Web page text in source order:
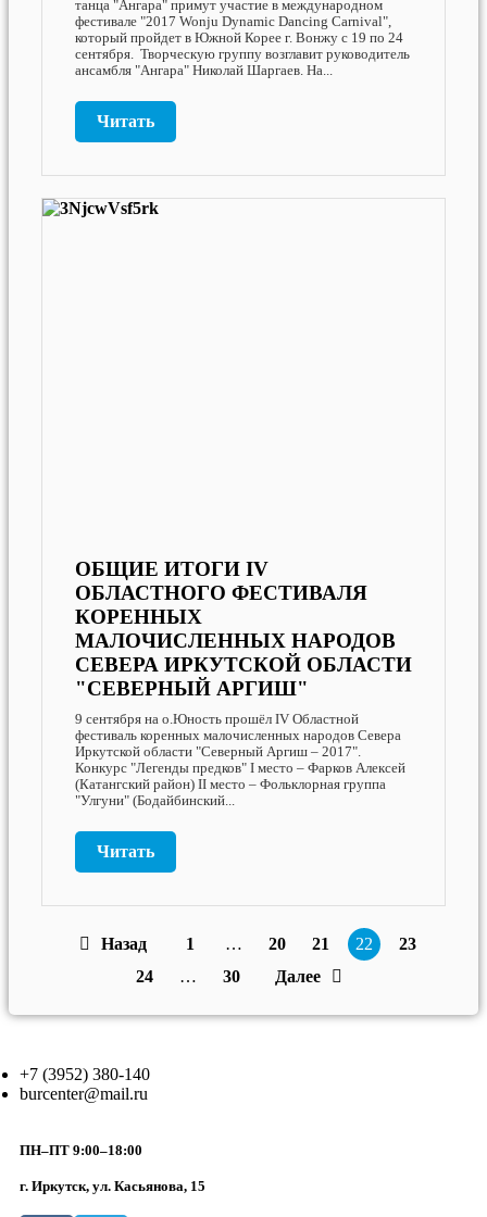
танца "Ангара" примут участие в международном
фестивале "2017 Wonju Dynamic Dancing Carnival",
который пройдет в Южной Корее г. Вонжу с 19 по 24
сентября. Творческую группу возглавит руководитель
ансамбля "Ангара" Николай Шаргаев. На...
Читать
ОБЩИЕ ИТОГИ IV
ОБЛАСТНОГО ФЕСТИВАЛЯ
КОРЕННЫХ
МАЛОЧИСЛЕННЫХ НАРОДОВ
СЕВЕРА ИРКУТСКОЙ ОБЛАСТИ
"СЕВЕРНЫЙ АРГИШ"
9 сентября на о.Юность прошёл IV Областной
фестиваль коренных малочисленных народов Севера
Иркутской области "Северный Аргиш – 2017".
Конкурс "Легенды предков" I место – Фарков Алексей
(Катангский район) II место – Фольклорная группа
"Улгуни" (Бодайбинский...
Читать
Назад 1 … 20 21 22
23
24
… 30 Далее
+7 (3952) 380-140
burcenter@mail.ru
ПН–ПТ 9:00–18:00
г. Иркутск, ул. Касьянова, 15